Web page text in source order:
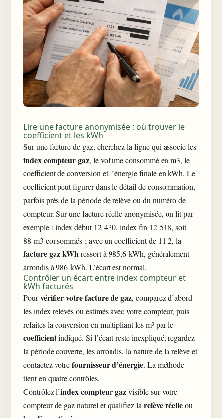
Lire une facture anonymisée : où trouver le
coefficient et les kWh
Sur une facture de gaz, cherchez la ligne qui associe les
index compteur gaz, le volume consommé en m3, le
coefficient de conversion et l’énergie finale en kWh. Le
coefficient peut figurer dans le détail de consommation,
parfois près de la période de relève ou du numéro de
compteur. Sur une facture réelle anonymisée, on lit par
exemple : index début 12 430, index fin 12 518, soit
88 m3 consommés ; avec un coefficient de 11,2, la
facture gaz kWhressort à 985,6 kWh, généralement
arrondis à 986 kWh. L’écart est normal.
Contrôler un écart entre index compteur et
kWh facturés
Pourvérifier votre facture de gaz, comparez d’abord
les index relevés ou estimés avec votre compteur, puis
refaites la conversion en multipliant les m³ par le
coefficientindiqué. Si l’écart reste inexpliqué, regardez
la période couverte, les arrondis, la nature de la relève et
contactez votrefournisseur d’énergie. La méthode
tient en quatre contrôles.
Contrôlez l’index compteur gazvisible sur votre
compteur de gaz naturel et qualifiez la relève réelleou